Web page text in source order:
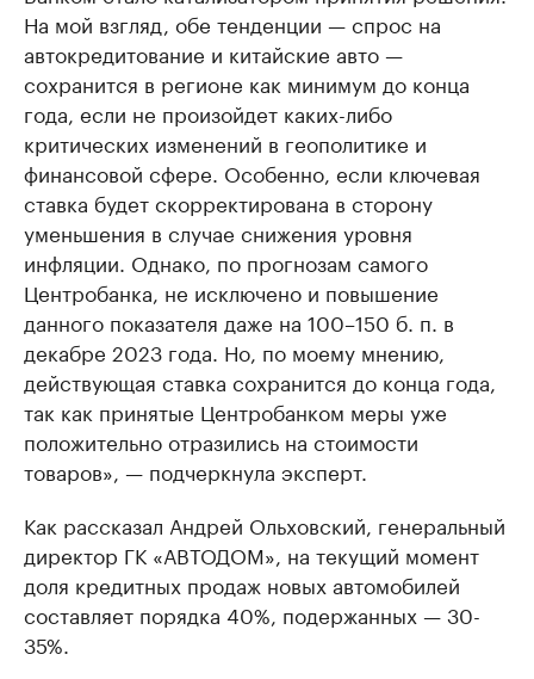
На мой взгляд, обе тенденции — спрос на
автокредитование и китайские авто —
сохранится в регионе как минимум до конца
года, если не произойдет каких-либо
критических изменений в геополитике и
финансовой сфере. Особенно, если ключевая
ставка будет скорректирована в сторону
уменьшения в случае снижения уровня
инфляции. Однако, по прогнозам самого
Центробанка, не исключено и повышение
данного показателя даже на 100–150 б. п. в
декабре 2023 года. Но, по моему мнению,
действующая ставка сохранится до конца года,
так как принятые Центробанком меры уже
положительно отразились на стоимости
товаров», — подчеркнула эксперт.
Как рассказал Андрей Ольховский, генеральный
директор ГК «АВТОДОМ», на текущий момент
доля кредитных продаж новых автомобилей
составляет порядка 40%, подержанных — 30-
35%.